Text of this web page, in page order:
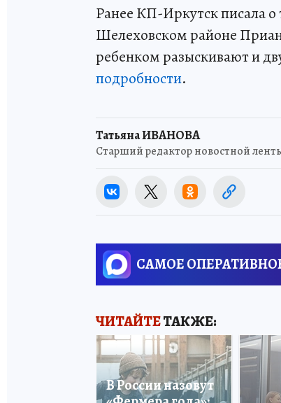
Ранее КП-Иркутск писала о
Шелеховском районе
ребенком разыскивают и
подробности.
Татьяна ИВАНОВА
Старший редактор новостной
САМОЕ
ЧИТАЙТЕТАКЖЕ:
В России назовут